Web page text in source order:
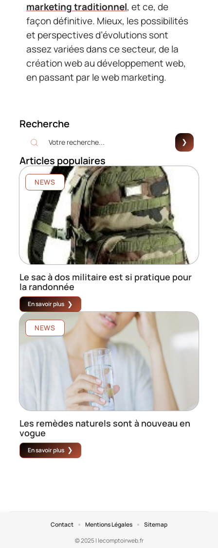
marketing traditionnel, et ce, de
façon définitive. Mieux, les possibilités
et perspectives d’évolutions sont
assez variées dans ce secteur, de la
création web au développement web,
en passant par le web marketing.
Recherche
Articles populaires
NEWS
Le sac à dos militaire est si pratique pour
la randonnée
En savoir plus
NEWS
Les remèdes naturels sont à nouveau en
vogue
En savoir plus
© 2025 | lecomptoirweb.fr
Contact Mentions Légales Sitemap